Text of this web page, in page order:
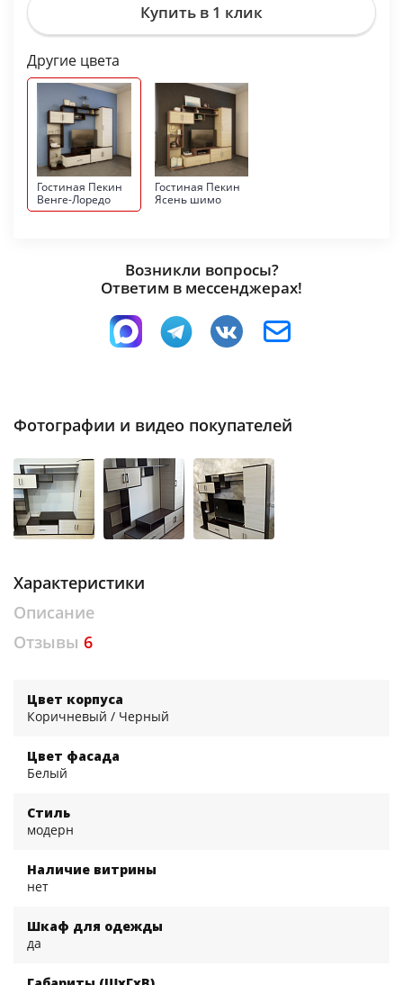
Купить в 1 клик
Другие цвета
Гостиная Пекин
Венге-Лоредо
Гостиная Пекин
Ясень шимо
Возникли вопросы?
Ответим в мессенджерах!
Фотографии и видео покупателей
Характеристики
Описание
Отзывы 6
Цвет корпуса
Коричневый / Черный
Цвет фасада
Белый
Стиль
модерн
Наличие витрины
нет
Шкаф для одежды
да